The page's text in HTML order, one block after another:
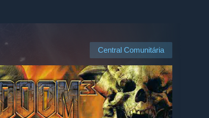
Central Comunitária